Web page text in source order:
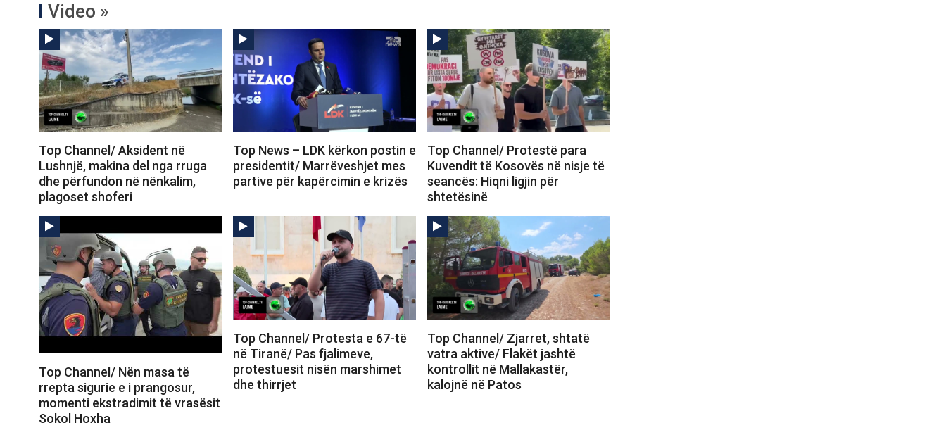
Video »
Top Channel/ Aksident në
Lushnjë, makina del nga rruga
dhe përfundon në nënkalim,
plagoset shoferi
Top News – LDK kërkon postin e
presidentit/ Marrëveshjet mes
partive për kapërcimin e krizës
Top Channel/ Protestë para
Kuvendit të Kosovës në nisje të
seancës: Hiqni ligjin për
shtetësinë
Top Channel/ Nën masa të
rrepta sigurie e i prangosur,
momenti ekstradimit të vrasësit
Sokol Hoxha
Top Channel/ Protesta e 67-të
në Tiranë/ Pas fjalimeve,
protestuesit nisën marshimet
dhe thirrjet
Top Channel/ Zjarret, shtatë
vatra aktive/ Flakët jashtë
kontrollit në Mallakastër,
kalojnë në Patos